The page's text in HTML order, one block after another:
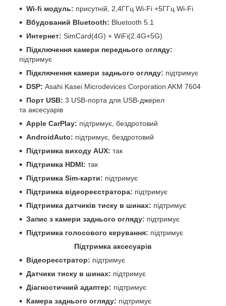
Wi-fi модуль: присутній, 2,4ГГц Wi-Fi +5ГГц Wi-Fi
Вбудований Bluetooth: Bluetooth 5.1
Интернет: SimCard(4G) + WiFi(2.4G+5G)
Підключення камери переднього огляду:
підтримує
Підключення камери заднього огляду: підтримує
DSP: Asahi Kasei Microdevices Corporation AKM 7604
Порт USB: 3 USB-порта для USB-джерел
та аксесуарів
Apple CarPlay: підтримує, бездротовий
AndroidAuto: підтримує, бездротовий
Підтримка виходу AUX: так
Підтримка HDMI: так
Підтримка Sim-карти: підтримує
Підтримка відеореєстратора: підтримує
Підтримка датчиків тиску в шинах: підтримує
Запис з камери заднього огляду: підтримує
Підтримка голосового керування: підтримує
Підтримка аксесуарів
Відеореєстратор: підтримує
Датчики тиску в шинах: підтримує
Діагностичний адаптер: підтримує
Камера заднього огляду: підтримує